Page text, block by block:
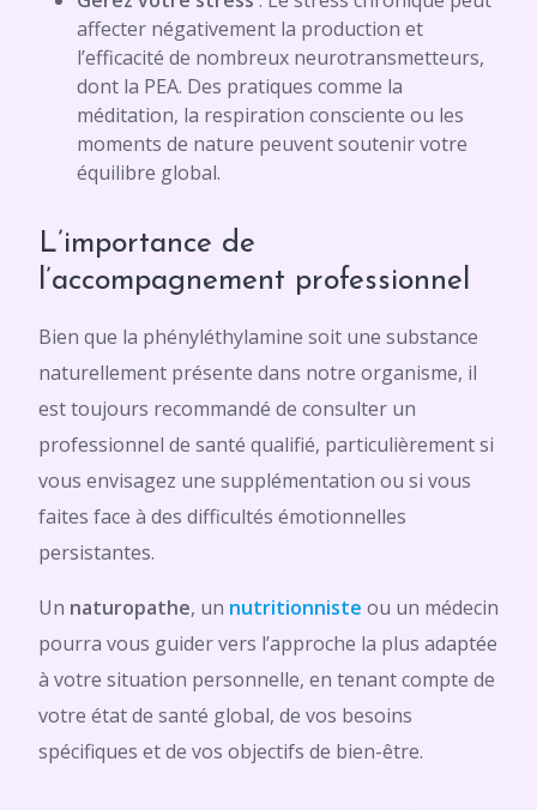
affecter négativement la production et
l’efficacité de nombreux neurotransmetteurs,
dont la PEA. Des pratiques comme la
méditation, la respiration consciente ou les
moments de nature peuvent soutenir votre
équilibre global.
L’importance de
l’accompagnement professionnel
Bien que la phényléthylamine soit une substance
naturellement présente dans notre organisme, il
est toujours recommandé de consulter un
professionnel de santé qualifié, particulièrement si
vous envisagez une supplémentation ou si vous
faites face à des difficultés émotionnelles
persistantes.
Un naturopathe, un nutritionniste ou un médecin
pourra vous guider vers l’approche la plus adaptée
à votre situation personnelle, en tenant compte de
votre état de santé global, de vos besoins
spécifiques et de vos objectifs de bien-être.